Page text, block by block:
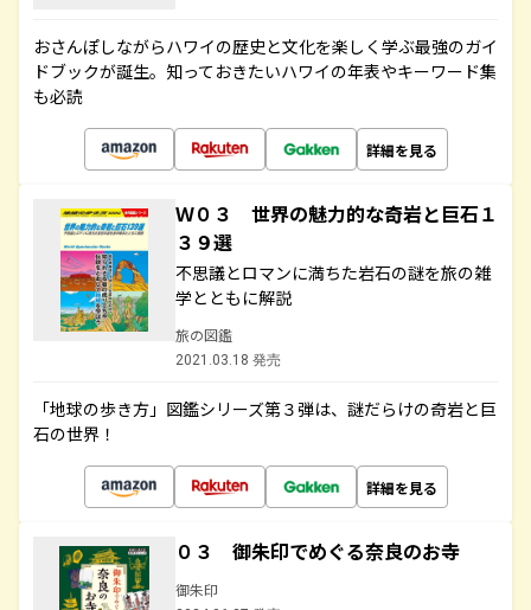
おさんぽしながらハワイの歴史と文化を楽しく学ぶ最強のガイ
ドブックが誕生。知っておきたいハワイの年表やキーワード集
も必読
詳細を見る
Ｗ０３ 世界の魅力的な奇岩と巨石１
３９選
不思議とロマンに満ちた岩石の謎を旅の雑
学とともに解説
旅の図鑑
2021.03.18 発売
「地球の歩き方」図鑑シリーズ第３弾は、謎だらけの奇岩と巨
石の世界！
詳細を見る
０３ 御朱印でめぐる奈良のお寺
御朱印